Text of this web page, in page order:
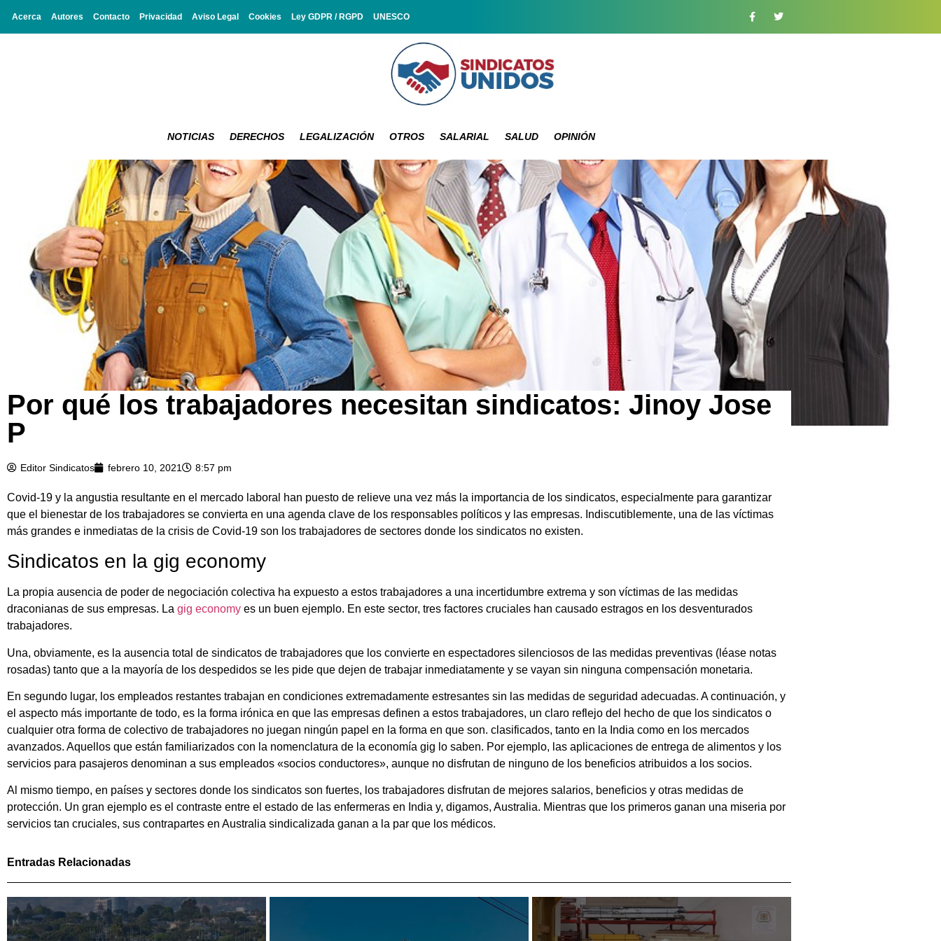
Acerca Autores Contacto Privacidad Aviso Legal Cookies Ley GDPR / RGPD UNESCO
NOTICIAS DERECHOS LEGALIZACIÓN OTROS SALARIAL SALUD OPINIÓN
Por qué los trabajadores necesitan sindicatos: Jinoy Jose
P
Editor Sindicatos febrero 10, 2021 8:57 pm
Covid-19 y la angustia resultante en el mercado laboral han puesto de relieve una vez más la importancia de los sindicatos, especialmente para garantizar
que el bienestar de los trabajadores se convierta en una agenda clave de los responsables políticos y las empresas. Indiscutiblemente, una de las víctimas
más grandes e inmediatas de la crisis de Covid-19 son los trabajadores de sectores donde los sindicatos no existen.
Sindicatos en la gig economy
La propia ausencia de poder de negociación colectiva ha expuesto a estos trabajadores a una incertidumbre extrema y son víctimas de las medidas
draconianas de sus empresas. La gig economy es un buen ejemplo. En este sector, tres factores cruciales han causado estragos en los desventurados
trabajadores.
Una, obviamente, es la ausencia total de sindicatos de trabajadores que los convierte en espectadores silenciosos de las medidas preventivas (léase notas
rosadas) tanto que a la mayoría de los despedidos se les pide que dejen de trabajar inmediatamente y se vayan sin ninguna compensación monetaria.
En segundo lugar, los empleados restantes trabajan en condiciones extremadamente estresantes sin las medidas de seguridad adecuadas. A continuación, y
el aspecto más importante de todo, es la forma irónica en que las empresas definen a estos trabajadores, un claro reflejo del hecho de que los sindicatos o
cualquier otra forma de colectivo de trabajadores no juegan ningún papel en la forma en que son. clasificados, tanto en la India como en los mercados
avanzados. Aquellos que están familiarizados con la nomenclatura de la economía gig lo saben. Por ejemplo, las aplicaciones de entrega de alimentos y los
servicios para pasajeros denominan a sus empleados «socios conductores», aunque no disfrutan de ninguno de los beneficios atribuidos a los socios.
Al mismo tiempo, en países y sectores donde los sindicatos son fuertes, los trabajadores disfrutan de mejores salarios, beneficios y otras medidas de
protección. Un gran ejemplo es el contraste entre el estado de las enfermeras en India y, digamos, Australia. Mientras que los primeros ganan una miseria por
servicios tan cruciales, sus contrapartes en Australia sindicalizada ganan a la par que los médicos.
Entradas Relacionadas